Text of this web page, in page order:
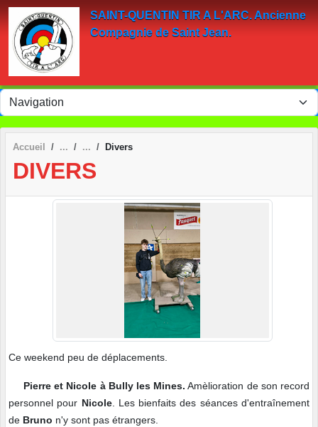
SAINT-QUENTIN TIR A L'ARC. Ancienne
Compagnie de Saint Jean.
Accueil Divers
DIVERS
Ce weekend peu de déplacements.
Pierre et Nicole à Bully les Mines. Amèlioration de son record
personnel pour Nicole. Les bienfaits des séances d'entraînement
de Bruno n'y sont pas étrangers.
Panneau de gestion des cookies